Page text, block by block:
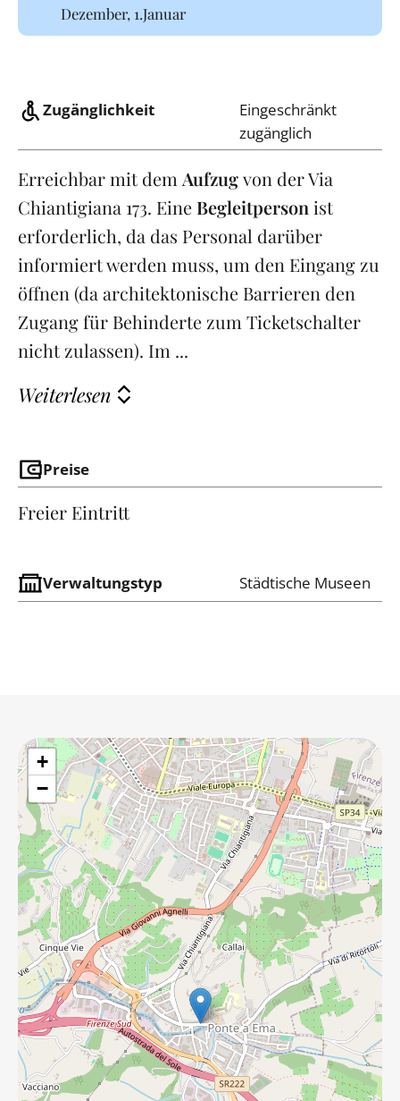
Dezember, 1.Januar
Zugänglichkeit
Eingeschränkt
zugänglich
Erreichbar mit dem Aufzugvon der Via
Chiantigiana 173. Eine Begleitperson ist
erforderlich, da das Personal darüber
informiert werden muss, um den Eingang zu
öffnen (da architektonische Barrieren den
Zugang für Behinderte zum Ticketschalter
nicht zulassen). Im ...
Weiterlesen
Preise
Freier Eintritt
Verwaltungstyp Städtische Museen
+
−